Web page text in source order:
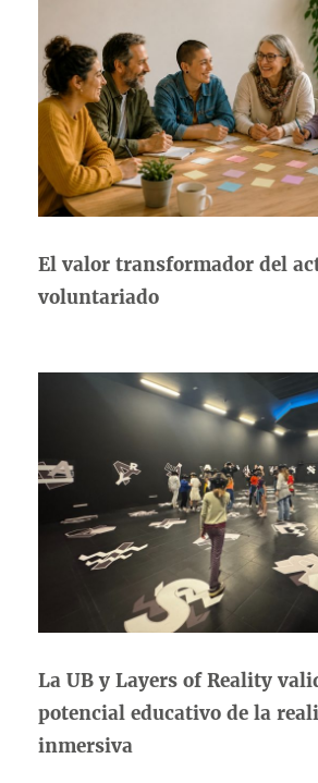
El valor transformador del
voluntariado
La UB y Layers of Reality
potencial educativo de la
inmersiva